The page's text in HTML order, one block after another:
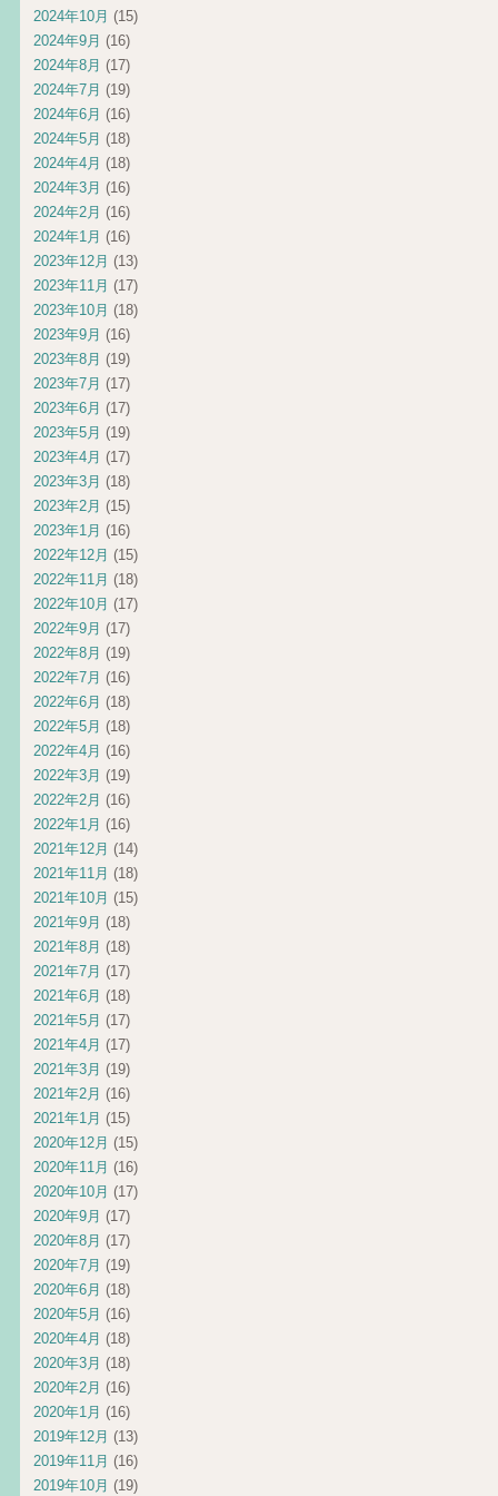
2024年10月 (15)
2024年9月 (16)
2024年8月 (17)
2024年7月 (19)
2024年6月 (16)
2024年5月 (18)
2024年4月 (18)
2024年3月 (16)
2024年2月 (16)
2024年1月 (16)
2023年12月 (13)
2023年11月 (17)
2023年10月 (18)
2023年9月 (16)
2023年8月 (19)
2023年7月 (17)
2023年6月 (17)
2023年5月 (19)
2023年4月 (17)
2023年3月 (18)
2023年2月 (15)
2023年1月 (16)
2022年12月 (15)
2022年11月 (18)
2022年10月 (17)
2022年9月 (17)
2022年8月 (19)
2022年7月 (16)
2022年6月 (18)
2022年5月 (18)
2022年4月 (16)
2022年3月 (19)
2022年2月 (16)
2022年1月 (16)
2021年12月 (14)
2021年11月 (18)
2021年10月 (15)
2021年9月 (18)
2021年8月 (18)
2021年7月 (17)
2021年6月 (18)
2021年5月 (17)
2021年4月 (17)
2021年3月 (19)
2021年2月 (16)
2021年1月 (15)
2020年12月 (15)
2020年11月 (16)
2020年10月 (17)
2020年9月 (17)
2020年8月 (17)
2020年7月 (19)
2020年6月 (18)
2020年5月 (16)
2020年4月 (18)
2020年3月 (18)
2020年2月 (16)
2020年1月 (16)
2019年12月 (13)
2019年11月 (16)
2019年10月 (19)